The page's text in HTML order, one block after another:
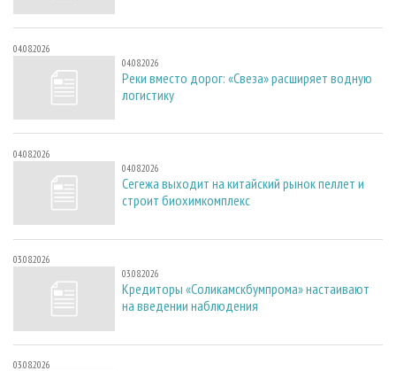
04.08.2026
04.08.2026
Реки вместо дорог: «Свеза» расширяет водную
логистику
04.08.2026
04.08.2026
Сегежа выходит на китайский рынок пеллет и
строит биохимкомплекс
03.08.2026
03.08.2026
Кредиторы «Соликамскбумпрома» настаивают
на введении наблюдения
03.08.2026